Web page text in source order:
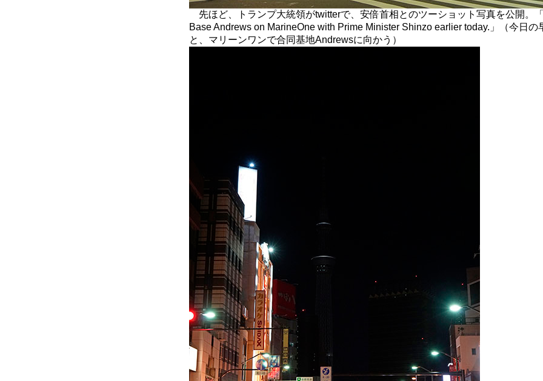
先ほど、トランプ大統領がtwitterで、安倍首相とのツーショット写真を公開。
Base Andrews on MarineOne with Prime Minister Shinzo earlier today.」（今日の
と、マリーンワンで合同基地Andrewsに向かう）